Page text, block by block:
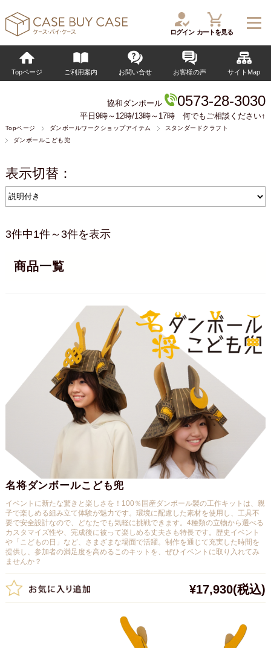
ログイン カートを見る
Topページ ご利用案内 お問い合せ お客様の声 サイトMap
協和ダンボール 0573-28-3030
平日9時～12時/13時～17時 何でもご相談ください↑
Topページ ダンボールワークショップアイテム
スタンダードクラフト
ダンボールこども兜
表示切替：
3件中1件～3件を表示
商品一覧
名将ダンボールこども兜
¥17,930(税込)
イベントに新たな驚きと楽しさを！100％国産ダンボール製の工作キットは、親
子で楽しめる組み立て体験が魅力です。環境に配慮した素材を使用し、工具不
要で安全設計なので、どなたでも気軽に挑戦できます。4種類の立物から選べる
カスタマイズ性や、完成後に被って楽しめる丈夫さも特長です。歴史イベント
や「こどもの日」など、さまざまな場面で活躍。制作を通じて充実した時間を
提供し、参加者の満足度を高めるこのキットを、ぜひイベントに取り入れてみ
ませんか？